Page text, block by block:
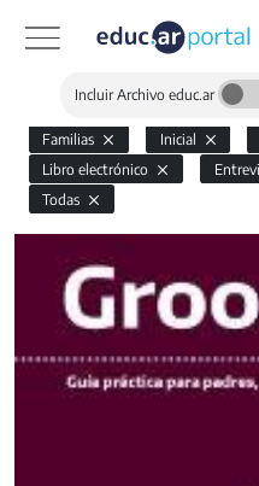
Incluir Archivo educ.ar
Familias Inicial
Libro electrónico
Todas